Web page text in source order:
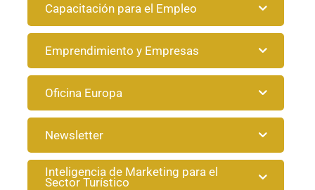
Capacitación para el Empleo
Emprendimiento y Empresas
Oficina Europa
Newsletter
Inteligencia de Marketing para el
Sector Turístico